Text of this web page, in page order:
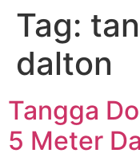
Skip
content
Tag:
dalton
Tangga
5 Meter